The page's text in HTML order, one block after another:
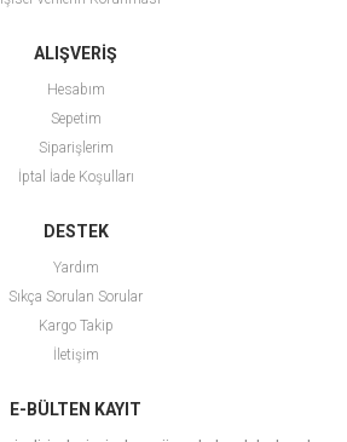
ALIŞVERİŞ
Hesabım
Sepetim
Siparişlerim
İptal İade Koşulları
DESTEK
Yardım
Sıkça Sorulan Sorular
Kargo Takip
İletişim
E-BÜLTEN KAYIT